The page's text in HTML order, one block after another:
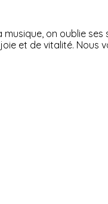
on oublie ses
et de vitalité. Nous